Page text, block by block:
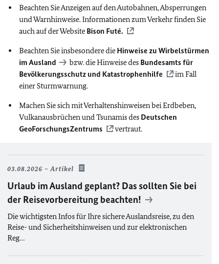
Beachten Sie Anzeigen auf den Autobahnen, Absperrungen
und Warnhinweise. Informationen zum Verkehr finden Sie
auch auf der Website Bison Futé.
Beachten Sie insbesondere die Hinweise zu Wirbelstürmen
im Ausland
bzw. die Hinweise des Bundesamts für
Bevölkerungsschutz und Katastrophenhilfe
im Fall
einer Sturmwarnung.
Machen Sie sich mit Verhaltenshinweisen bei Erdbeben,
Vulkanausbrüchen und Tsunamis des Deutschen
GeoForschungsZentrums
vertraut.
03.08.2026 Artikel
Urlaub im Ausland geplant? Das sollten Sie bei
der Reisevorbereitung beachten!
Die wichtigsten Infos für Ihre sichere Auslandsreise, zu den
Reise- und Sicherheitshinweisen und zur elektronischen
Reg…